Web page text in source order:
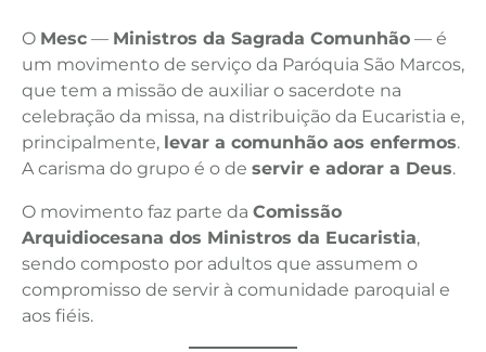
O Mesc — Ministros da Sagrada Comunhão — é
um movimento de serviço da Paróquia São Marcos,
que tem a missão de auxiliar o sacerdote na
celebração da missa, na distribuição da Eucaristia e,
principalmente, levar a comunhão aos enfermos.
A carisma do grupo é o de servir e adorar a Deus.
O movimento faz parte da Comissão
Arquidiocesana dos Ministros da Eucaristia,
sendo composto por adultos que assumem o
compromisso de servir à comunidade paroquial e
aos fiéis.